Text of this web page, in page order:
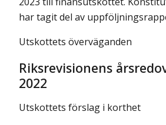
har tagit del av
Utskottets överväganden
Riksrevisionens
2022
Utskottets förslag i korthet